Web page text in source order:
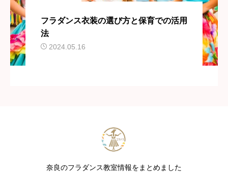
フラダンス衣装の選び方と保育での活用
法
2024.05.16
奈良のフラダンス教室情報をまとめました